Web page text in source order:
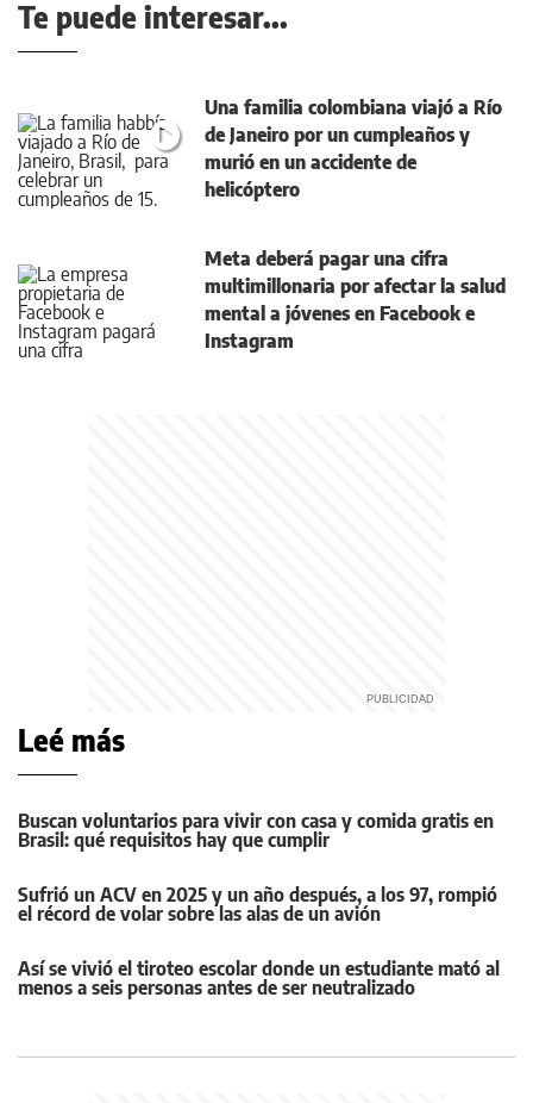
Te puede interesar...
Una familia colombiana viajó a Río
de Janeiro por un cumpleaños y
murió en un accidente de
helicóptero
Meta deberá pagar una cifra
multimillonaria por afectar la salud
mental a jóvenes en Facebook e
Instagram
Leé más
Buscan voluntarios para vivir con casa y comida gratis en
Brasil: qué requisitos hay que cumplir
Sufrió un ACV en 2025 y un año después, a los 97, rompió
el récord de volar sobre las alas de un avión
Así se vivió el tiroteo escolar donde un estudiante mató al
menos a seis personas antes de ser neutralizado